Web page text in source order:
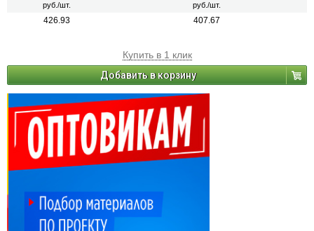
руб./шт. руб./шт.
426.93 407.67
Купить в 1 клик
Добавить в корзину